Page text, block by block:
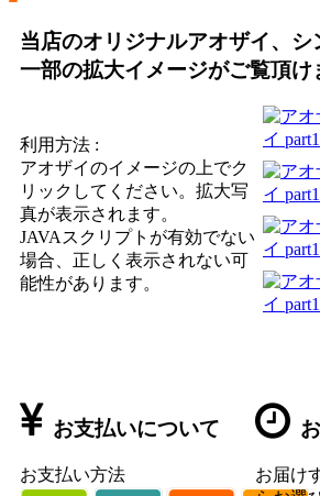
当店のオリジナルアオザイ、
一部の拡大イメージがご覧頂け
利用方法 :
アオザイのイメージの上でク
リックしてください。拡大写
真が表示されます。
JAVAスクリプトが有効でない
場合、正しく表示されない可
能性があります。
お支払いについて
お支払い方法
お届け